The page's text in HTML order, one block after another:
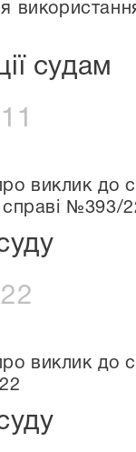
судам
виклик до
№393/
виклик до